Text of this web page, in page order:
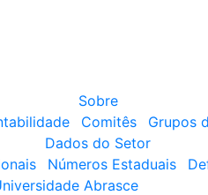
Sobre
Comitês Grupos
Dados do Setor
Números Estaduais
Abrasce